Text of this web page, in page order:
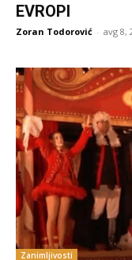
EVROPI
Zoran Todorović - avg 8,
Zanimljivosti